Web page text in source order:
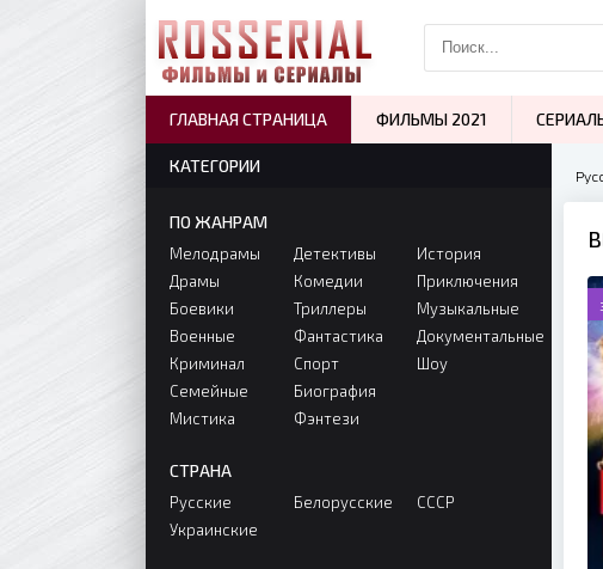
КАТЕГОРИИ
ПО ЖАНРАМ
Мелодрамы
Драмы
Боевики
Военные
Криминал
Семейные
Мистика
Детективы
Комедии
Триллеры
Фантастика
Спорт
Биография
Фэнтези
История
Приключения
Музыкальные
Документальные
Шоу
СТРАНА
Русские
Украинские
Белорусские СССР
ГЛАВНАЯ СТРАНИЦА ФИЛЬМЫ 2021